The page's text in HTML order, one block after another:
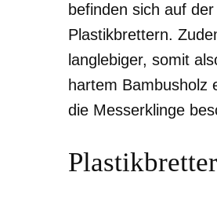
befinden sich auf
Plastikbrettern.
langlebiger, somit
hartem Bambusholz
die Messerklinge